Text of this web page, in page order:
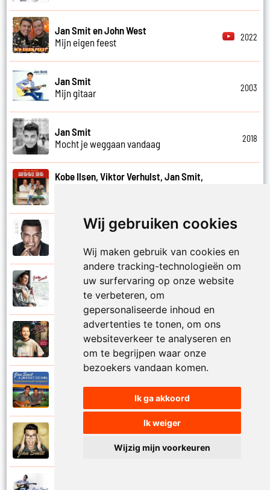
Wij gebruiken cookies
Wij maken gebruik van cookies en
andere tracking-technologieën om
uw surfervaring op onze website
te verbeteren, om
gepersonaliseerde inhoud en
advertenties te tonen, om ons
websiteverkeer te analyseren en
om te begrijpen waar onze
bezoekers vandaan komen.
Ik ga akkoord
Ik weiger
Wijzig mijn voorkeuren
Jan Smit en John West
Mijn eigen feest
2022
Jan Smit
Mijn gitaar
2003
Jan Smit
Mocht je weggaan vandaag
2018
Kobe Ilsen, Viktor Verhulst, Jan Smit,
Jan Smit
Jan Smit
Na al die nachten
Jantje Smit
Nathalie
Jan Smit en Johnny De Mol
Nederland wordt kampioen
Jan Smit